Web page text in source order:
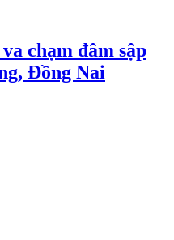
chạm đâm sập
Đồng Nai